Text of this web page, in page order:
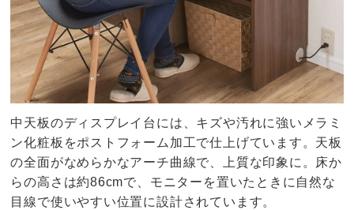
中天板のディスプレイ台には、キズや汚れに強いメラミ
ン化粧板をポストフォーム加工で仕上げています。天板
の全面がなめらかなアーチ曲線で、上質な印象に。床か
らの高さは約86cmで、モニターを置いたときに自然な
目線で使いやすい位置に設計されています。